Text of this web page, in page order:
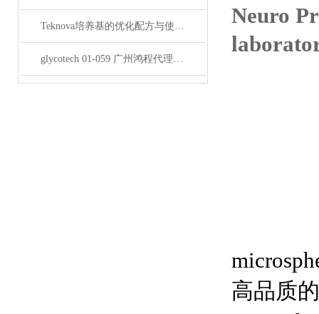
Teknova培养基的优化配方与使用技巧
glycotech 01-059 广州鸿程代理：开启糖生物学研究新征程
Neuro
高品质